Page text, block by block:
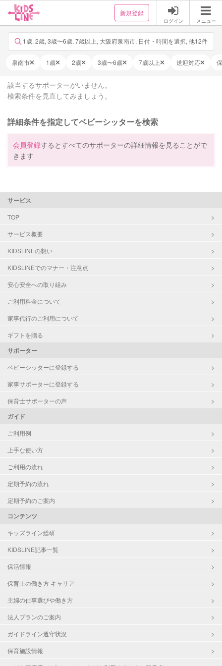
新規登録
ログイン メニュー
1歳, 2歳, 3歳〜6歳, 7歳以上, 大阪府泉南市, 日付・時間を選択, 他12件
泉南市 1歳 2歳 3歳〜6歳 7歳以上 送迎対応
該当するサポーターがいません。
検索条件を見直してみましょう。
詳細条件を指定してベビーシッターを検索
会員登録するとすべてのサポーターの詳細情報を見ることがで
きます
サービス
TOP
サービス概要
KIDSLINEの想い
KIDSLINEでのマナー・注意点
安心安全への取り組み
ご利用料金について
家事代行のご利用について
ギフトを贈る
サポーター
ベビーシッターに登録する
家事サポーターに登録する
保育士サポーターの声
ガイド
ご利用例
上手な使い方
ご利用の流れ
定期予約の流れ
定期予約のご案内
コンテンツ
キッズライン総研
KIDSLINE記事一覧
保活情報
保育士の働き方 キャリア
主婦の仕事選びや働き方
法人プランのご案内
ガイドライン遵守状況
保育施設情報